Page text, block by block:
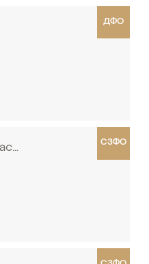
ДФО
Калининградская область СЗФО